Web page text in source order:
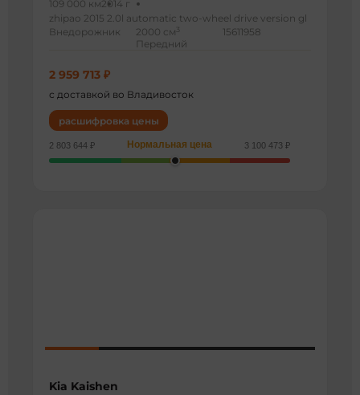
109 000 км2014 г
zhipao 2015 2.0l automatic two-wheel drive version gl
Внедорожник
2000 см 3
Передний
15611958
2 959 713 ₽
с доставкой во Владивосток
расшифровка цены
2 803 644 ₽ Нормальная цена 3 100 473 ₽
Kia Kaishen